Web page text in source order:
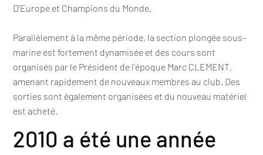
D'Europe et Champions du Monde.
Parallèlement à la même période, la section plongée sous-
marine est fortement dynamisée et des cours sont
organisés par le Président de l'époque Marc CLEMENT,
amenant rapidement de nouveaux membres au club. Des
sorties sont également organisées et du nouveau matériel
est acheté.
2010 a été une année